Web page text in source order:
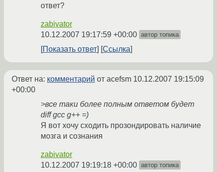
ответ?
zabivator
10.12.2007 19:17:59 +00:00 автор топика
Показать ответ Ссылка
Ответ на: комментарий от acefsm 10.12.2007 19:15:09
+00:00
>все таки более полным ответом будет
diff gcc g++ =)
Я вот хочу сходить прозондировать наличие
мозга и сознания
zabivator
10.12.2007 19:19:18 +00:00 автор топика